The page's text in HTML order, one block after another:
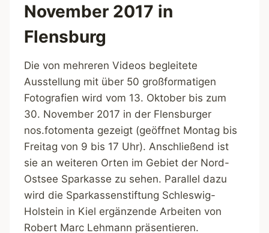
November 2017 in
Flensburg
Die von mehreren Videos begleitete
Ausstellung mit über 50 großformatigen
Fotografien wird vom 13. Oktober bis zum
30. November 2017 in der Flensburger
nos.fotomenta gezeigt (geöffnet Montag bis
Freitag von 9 bis 17 Uhr). Anschließend ist
sie an weiteren Orten im Gebiet der Nord-
Ostsee Sparkasse zu sehen. Parallel dazu
wird die Sparkassenstiftung Schleswig-
Holstein in Kiel ergänzende Arbeiten von
Robert Marc Lehmann präsentieren.